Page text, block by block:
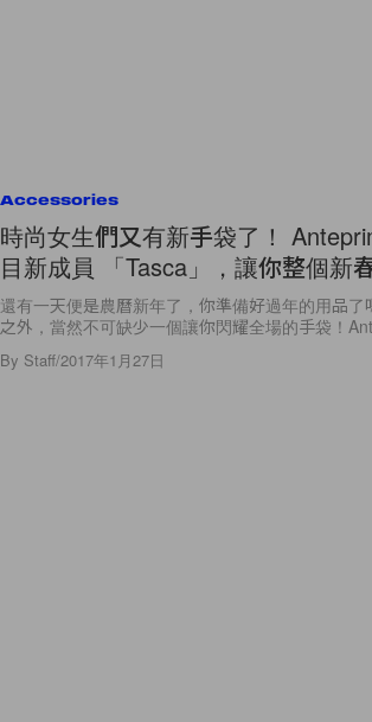
Accessories
時尚女生們又有新手袋了！
目新成員 「Tasca」，讓你整個新
還有一天便是農曆新年了，你準備好過年的用品
之外，當然不可缺少一個讓你閃耀全場的手袋！
By Staff/2017年1月27日